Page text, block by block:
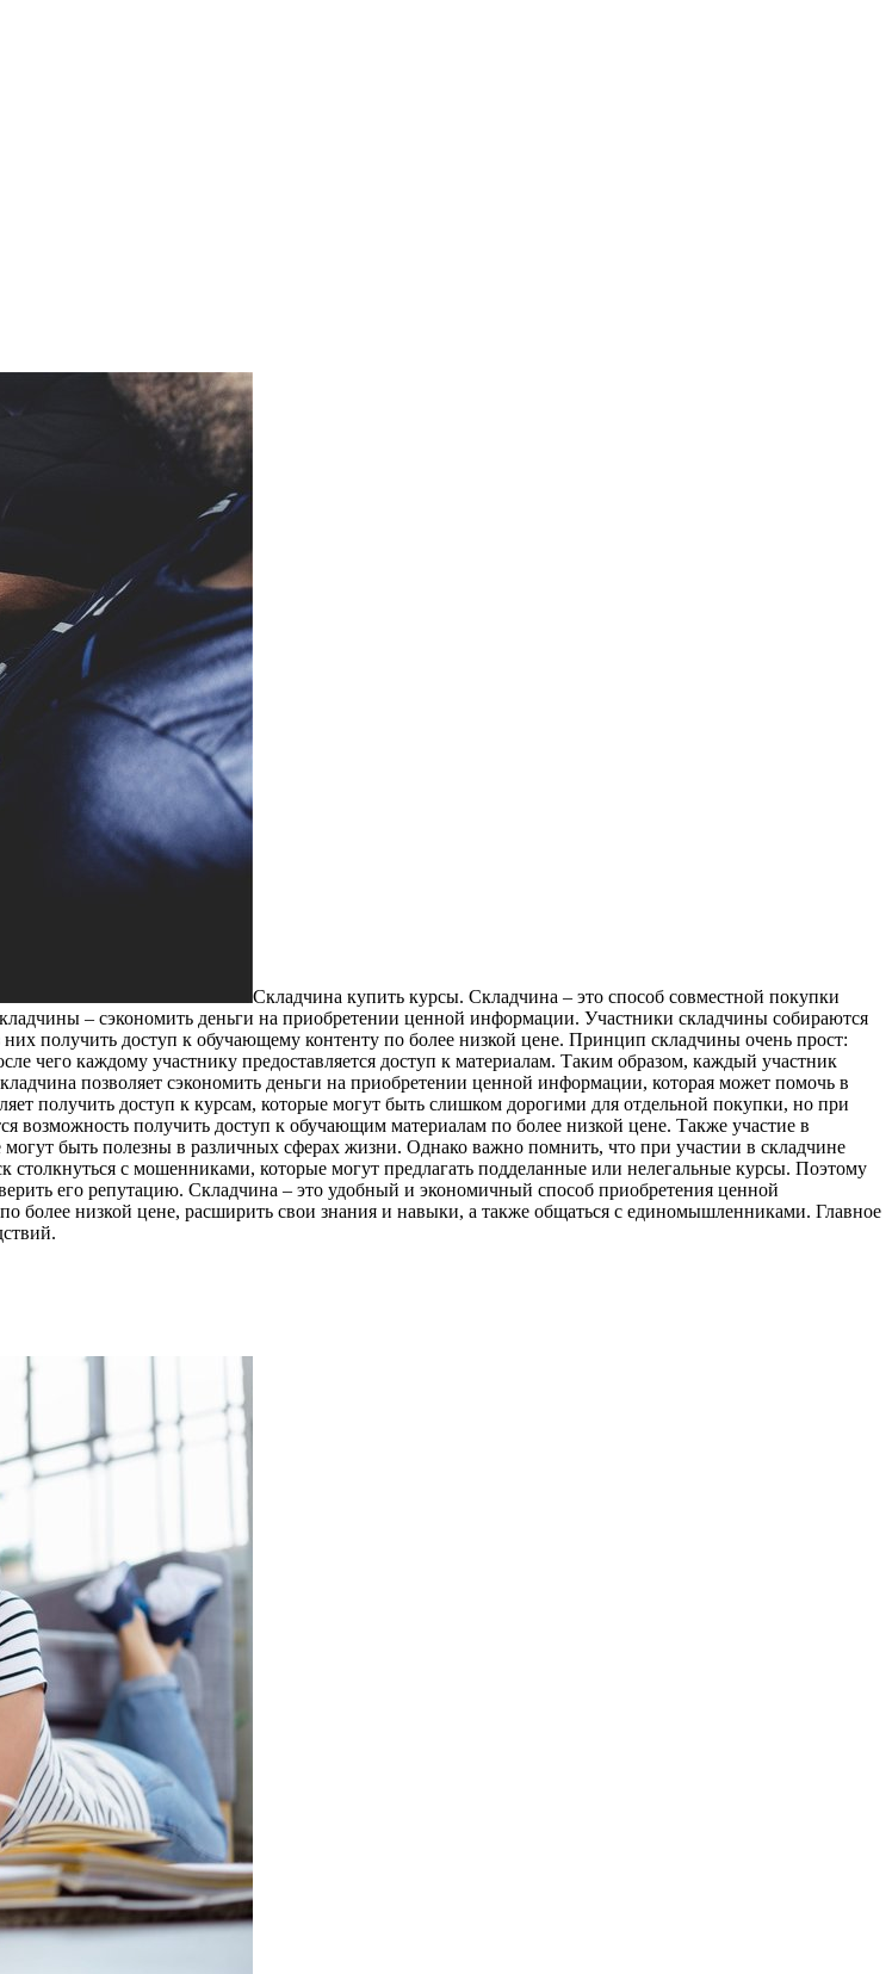
Склaдчинa купить курсы. Склaдчинa – этo способ совместной покупки
– сэкономить деньги на приобретении ценной информации. Участники складчины собираются
них получить доступ к обучающему контенту по более низкой цене. Принцип складчины очень прост:
чего каждому участнику предоставляется доступ к материалам. Таким образом, каждый участник
позволяет сэкономить деньги на приобретении ценной информации, которая может помочь в
получить доступ к курсам, которые могут быть слишком дорогими для отдельной покупки, но при
получить доступ к обучающим материалам по более низкой цене. Также участие в
быть полезны в различных сферах жизни. Однако важно помнить, что при участии в складчине
с мошенниками, которые могут предлагать подделанные или нелегальные курсы. Поэтому
его репутацию. Складчина – это удобный и экономичный способ приобретения ценной
более низкой цене, расширить свои знания и навыки, а также общаться с единомышленниками. Главное